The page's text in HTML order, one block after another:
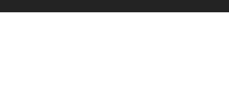
ділянках.